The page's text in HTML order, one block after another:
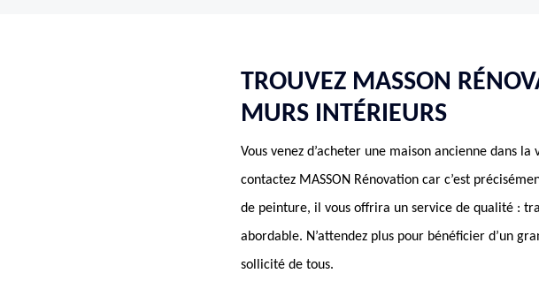
TROUVEZ MASSON
MURS INTÉRIEURS
Vous venez d’acheter une maison ancienne dans
contactez MASSON Rénovation car c’est
de peinture, il vous offrira un service de qualité :
abordable. N’attendez plus pour bénéficier d’un
sollicité de tous.